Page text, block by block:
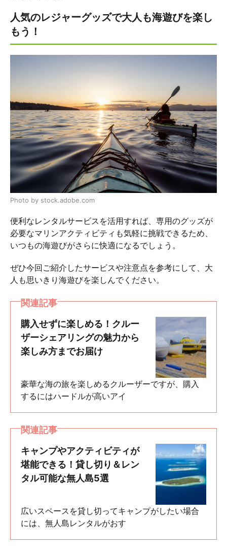
人気のレジャーグッズで大人も海遊びを楽し
もう！
Photo by stock.adobe.com
便利なレンタルサービスを活用すれば、専用のグッズが
必要なマリンアクティビティも気軽に挑戦できるため、
いつもの海遊びがさらに快適になるでしょう。
ぜひ今回ご紹介したサービスや注意点を参考にして、大
人も思いきり海遊びを楽しんでください。
関連記事
購入せずに楽しめる！クルー
ザーシェアリングの魅力から
楽しみ方までお届け
豪華な海の旅を楽しめるクルーザーですが、購入
するにはハードルが高いアイ
関連記事
キャンプやアクティビティが
堪能できる！貸し切り＆レン
タル可能な無人島5選
広いスペースを貸し切ってキャンプがしたい場合
には、無人島レンタルがおす